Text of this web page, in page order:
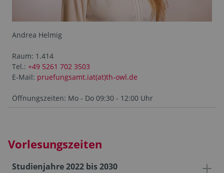
Andrea Helmig
Raum: 1.414
Tel.: +49 5261 702 3503
E-Mail: pruefungsamt.iat(at)th-owl.de
Öffnungszeiten: Mo - Do 09:30 - 12:00 Uhr
Vorlesungszeiten
Studienjahre 2022 bis 2030